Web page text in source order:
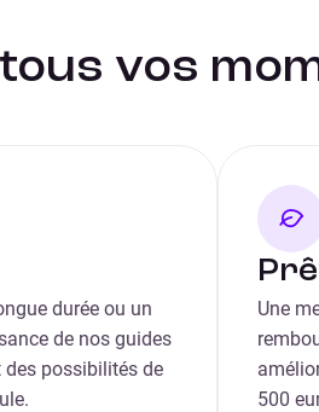
vos
durée ou un
de nos guides
possibilités de
Une
500